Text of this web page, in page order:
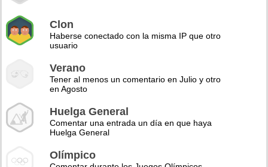
Clon
Haberse conectado con la misma IP que otro
usuario
Verano
Tener al menos un comentario en Julio y otro
en Agosto
Huelga General
Comentar una entrada un día en que haya
Huelga General
Olímpico